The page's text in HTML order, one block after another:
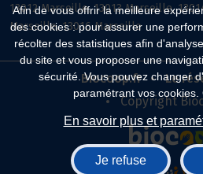
Afin de vous offrir la meilleure
des cookies : pour assurer une
récolter des statistiques afin
du site et vous proposer une
sécurité. Vous pouvez changer
paramétrant vos cookies.
En savoir plus et
Je refuse
13012 Marseille, 13013 Marseille,
Marseille, 13016 Marseille
Biocoop.fr
Le
Copyright